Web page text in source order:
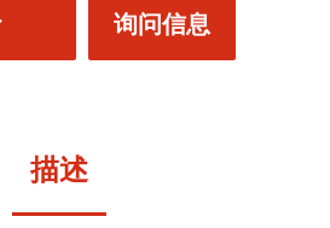
询问信息
描述